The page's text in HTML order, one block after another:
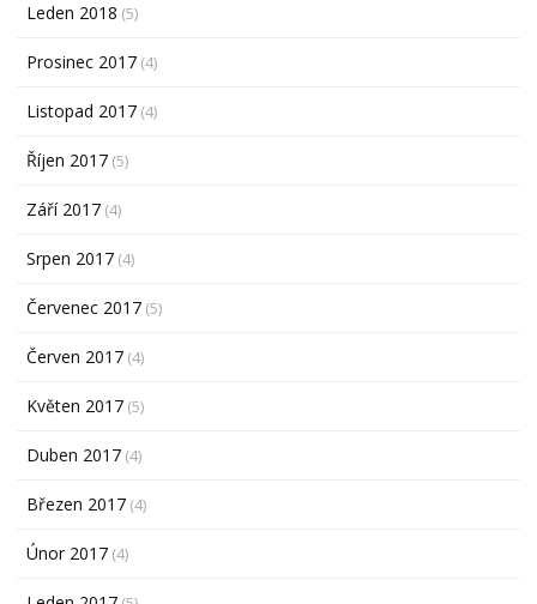
Leden 2018 (5)
Prosinec 2017 (4)
Listopad 2017 (4)
Říjen 2017 (5)
Září 2017 (4)
Srpen 2017 (4)
Červenec 2017 (5)
Červen 2017 (4)
Květen 2017 (5)
Duben 2017 (4)
Březen 2017 (4)
Únor 2017 (4)